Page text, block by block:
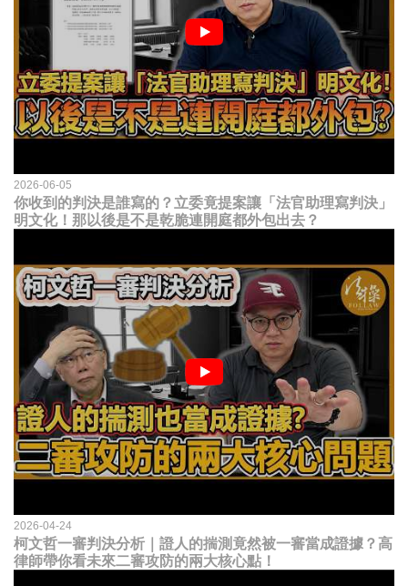
2026-06-05
你收到的判決是誰寫的？立委竟提案讓「法官助理寫判決」
明文化！那以後是不是乾脆連開庭都外包出去？
2026-04-24
柯文哲一審判決分析｜證人的揣測竟然被一審當成證據？高
律師帶你看未來二審攻防的兩大核心點！